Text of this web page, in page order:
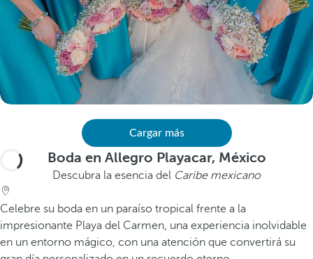
Cargar más
Boda en Allegro Playacar, México
Descubra la esencia del Caribe mexicano
Celebre su boda en un paraíso tropical frente a la
impresionante Playa del Carmen, una experiencia inolvidable
en un entorno mágico, con una atención que convertirá su